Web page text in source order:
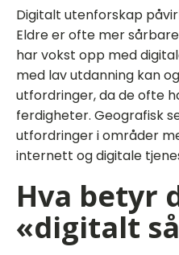
Digitalt utenforskap
Eldre er ofte mer
har vokst opp med
med lav utdanning kan
utfordringer, da de ofte
ferdigheter. Geografisk
utfordringer i områder
internett og digitale
Hva betyr
«digitalt